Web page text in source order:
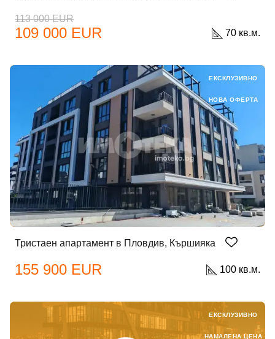
113 000 EUR
109 000 EUR 70 кв.м.
Тристаен апартамент в Пловдив, Кършияка
155 900 EUR 100 кв.м.
ЕКСКЛУЗИВНО
НОВА ОФЕРТА
ЕКСКЛУЗИВНО
НАМАЛЕНА ЦЕНА